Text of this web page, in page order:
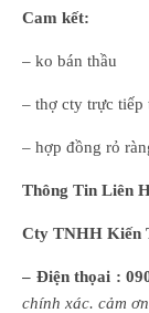
Cam kết:
– ko bán thầu
– thợ cty trực tiếp
– hợp đồng rỏ
Thông Tin Liên
Cty TNHH Kiến
– Điện thọai :
chính xác. cảm